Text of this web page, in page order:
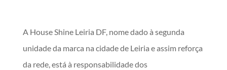
A House Shine Leiria DF, nome dado à segunda
unidade da marca na cidade de Leiria e assim reforça
da rede, está à responsabilidade dos